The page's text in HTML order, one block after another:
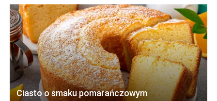
Ciasto o smaku pomarańczowym